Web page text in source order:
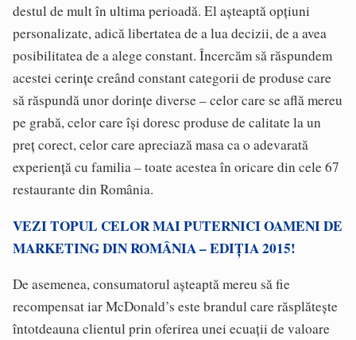
destul de mult în ultima perioadă. El așteaptă opțiuni
personalizate, adică libertatea de a lua decizii, de a avea
posibilitatea de a alege constant. Încercăm să răspundem
acestei cerințe creând constant categorii de produse care
să răspundă unor dorințe diverse – celor care se află mereu
pe grabă, celor care își doresc produse de calitate la un
preț corect, celor care apreciază masa ca o adevarată
experiență cu familia – toate acestea în oricare din cele 67
restaurante din România.
VEZI TOPUL CELOR MAI PUTERNICI OAMENI DE
MARKETING DIN ROMÂNIA – EDIȚIA 2015!
De asemenea, consumatorul așteaptă mereu să fie
recompensat iar McDonald’s este brandul care răsplătește
întotdeauna clientul prin oferirea unei ecuații de valoare